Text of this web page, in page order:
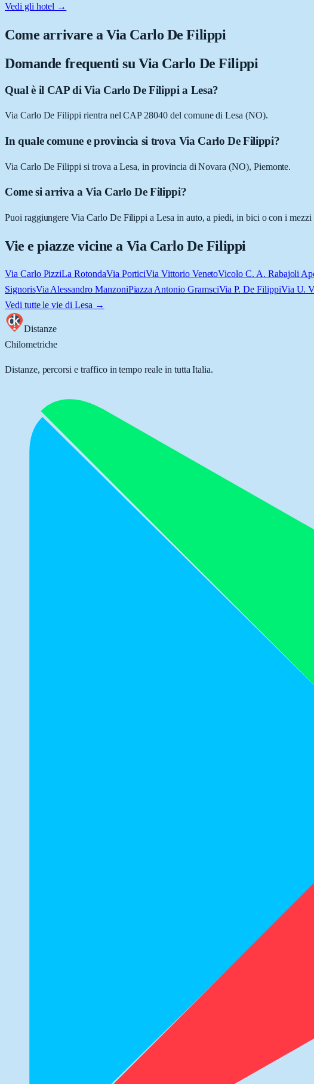
Vedi gli hotel →
Come arrivare aVia Carlo De Filippi
Domande frequenti su Via Carlo De Filippi
Qual è il CAP di Via Carlo De Filippi a Lesa?
Via Carlo De Filippi rientra nel CAP 28040 del comune di Lesa (NO).
In quale comune e provincia si trova Via Carlo De Filippi?
Via Carlo De Filippi si trova a Lesa, in provincia di Novara (NO), Piemonte.
Come si arriva a Via Carlo De Filippi?
Puoi raggiungere Via Carlo De Filippi a Lesa in auto, a piedi, in bici o con i
Vie e piazze vicine a Via Carlo De Filippi
Via Carlo PizziLa RotondaVia PorticiVia Vittorio VenetoVicolo C. A. Rabajoli
SignorisVia Alessandro ManzoniPiazza Antonio GramsciVia P. De FilippiVia U.
Vedi tutte le vie di Lesa →
Distanze
Chilometriche
Distanze, percorsi e traffico in tempo reale in tutta Italia.